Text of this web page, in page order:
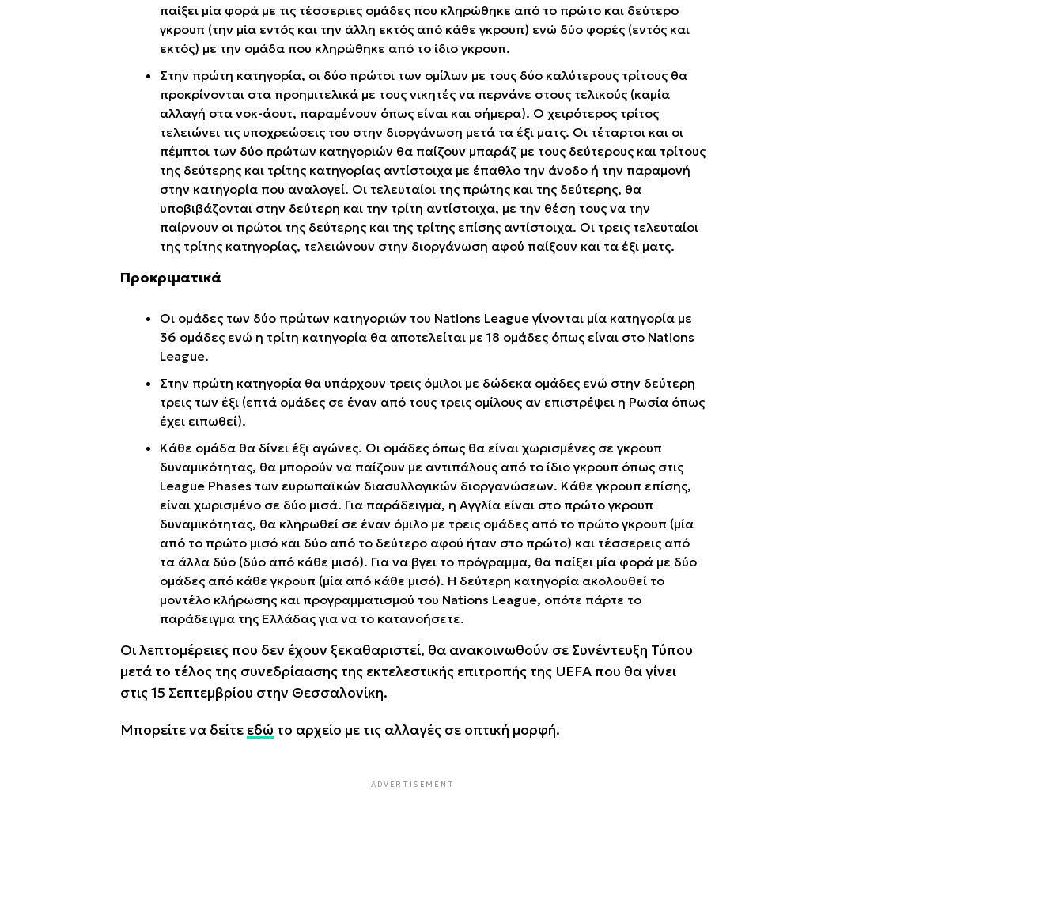
παίξει μία φορά με τις τέσσεριες ομάδες που κληρώθηκε από το πρώτο και δεύτερο
γκρουπ (την μία εντός και την άλλη εκτός από κάθε γκρουπ) ενώ δύο φορές (εντός και
εκτός) με την ομάδα που κληρώθηκε από το ίδιο γκρουπ.
Στην πρώτη κατηγορία, οι δύο πρώτοι των ομίλων με τους δύο καλύτερους τρίτους θα
προκρίνονται στα προημιτελικά με τους νικητές να περνάνε στους τελικούς (καμία
αλλαγή στα νοκ-άουτ, παραμένουν όπως είναι και σήμερα). Ο χειρότερος τρίτος
τελειώνει τις υποχρεώσεις του στην διοργάνωση μετά τα έξι ματς. Οι τέταρτοι και οι
πέμπτοι των δύο πρώτων κατηγοριών θα παίζουν μπαράζ με τους δεύτερους και τρίτους
της δεύτερης και τρίτης κατηγορίας αντίστοιχα με έπαθλο την άνοδο ή την παραμονή
στην κατηγορία που αναλογεί. Οι τελευταίοι της πρώτης και της δεύτερης, θα
υποβιβάζονται στην δεύτερη και την τρίτη αντίστοιχα, με την θέση τους να την
παίρνουν οι πρώτοι της δεύτερης και της τρίτης επίσης αντίστοιχα. Οι τρεις τελευταίοι
της τρίτης κατηγορίας, τελειώνουν στην διοργάνωση αφού παίξουν και τα έξι ματς.
Προκριματικά
Οι ομάδες των δύο πρώτων κατηγοριών του Nations League γίνονται μία κατηγορία με
36 ομάδες ενώ η τρίτη κατηγορία θα αποτελείται με 18 ομάδες όπως είναι στο Nations
League.
Στην πρώτη κατηγορία θα υπάρχουν τρεις όμιλοι με δώδεκα ομάδες ενώ στην δεύτερη
τρεις των έξι (επτά ομάδες σε έναν από τους τρεις ομίλους αν επιστρέψει η Ρωσία όπως
έχει ειπωθεί).
Κάθε ομάδα θα δίνει έξι αγώνες. Οι ομάδες όπως θα είναι χωρισμένες σε γκρουπ
δυναμικότητας, θα μπορούν να παίζουν με αντιπάλους από το ίδιο γκρουπ όπως στις
League Phases των ευρωπαϊκών διασυλλογικών διοργανώσεων. Κάθε γκρουπ επίσης,
είναι χωρισμένο σε δύο μισά. Για παράδειγμα, η Αγγλία είναι στο πρώτο γκρουπ
δυναμικότητας, θα κληρωθεί σε έναν όμιλο με τρεις ομάδες από το πρώτο γκρουπ (μία
από το πρώτο μισό και δύο από το δεύτερο αφού ήταν στο πρώτο) και τέσσερεις από
τα άλλα δύο (δύο από κάθε μισό). Για να βγει το πρόγραμμα, θα παίξει μία φορά με δύο
ομάδες από κάθε γκρουπ (μία από κάθε μισό). Η δεύτερη κατηγορία ακολουθεί το
μοντέλο κλήρωσης και προγραμματισμού του Nations League, οπότε πάρτε το
παράδειγμα της Ελλάδας για να το κατανοήσετε.
Οι λεπτομέρειες που δεν έχουν ξεκαθαριστεί, θα ανακοινωθούν σε Συνέντευξη Τύπου
μετά το τέλος της συνεδρίαασης της εκτελεστικής επιτροπής της UEFA που θα γίνει
στις 15 Σεπτεμβρίου στην Θεσσαλονίκη.
Μπορείτε να δείτε εδώ το αρχείο με τις αλλαγές σε οπτική μορφή.
ADVERTISEMENT